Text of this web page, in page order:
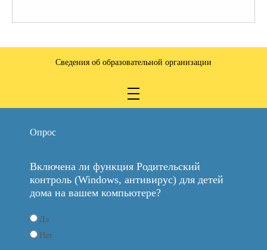
Сведения об образовательной организации
Опрос
Включена ли функция Родительский
контроль (Windows, антивирус) для детей
дома на вашем компьютере?
Да
Нет